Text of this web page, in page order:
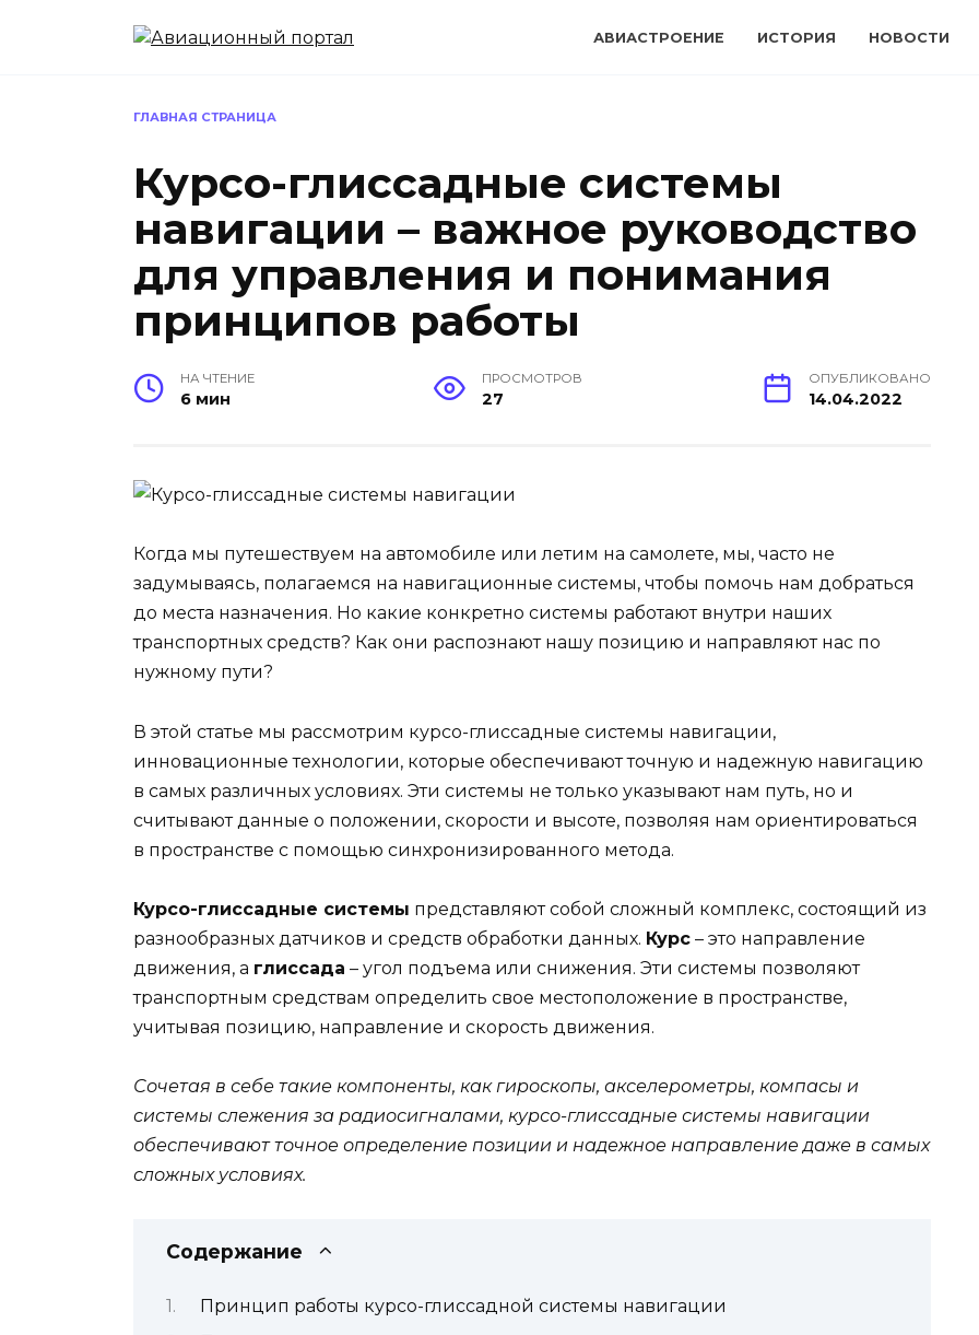
АВИАСТРОЕНИЕ ИСТОРИЯ НОВОСТИ
ГЛАВНАЯ СТРАНИЦА
Курсо-глиссадные системы
навигации – важное руководство
для управления и понимания
принципов работы
НА ЧТЕНИЕ
6 мин
ПРОСМОТРОВ
27
ОПУБЛИКОВАНО
14.04.2022
Когда мы путешествуем на автомобиле или летим на самолете, мы, часто не
задумываясь, полагаемся на навигационные системы, чтобы помочь нам добраться
до места назначения. Но какие конкретно системы работают внутри наших
транспортных средств? Как они распознают нашу позицию и направляют нас по
нужному пути?
В этой статье мы рассмотрим курсо-глиссадные системы навигации,
инновационные технологии, которые обеспечивают точную и надежную навигацию
в самых различных условиях. Эти системы не только указывают нам путь, но и
считывают данные о положении, скорости и высоте, позволяя нам ориентироваться
в пространстве с помощью синхронизированного метода.
Курсо-глиссадные системы представляют собой сложный комплекс, состоящий из
разнообразных датчиков и средств обработки данных. Курс – это направление
движения, а глиссада – угол подъема или снижения. Эти системы позволяют
транспортным средствам определить свое местоположение в пространстве,
учитывая позицию, направление и скорость движения.
Сочетая в себе такие компоненты, как гироскопы, акселерометры, компасы и
системы слежения за радиосигналами, курсо-глиссадные системы навигации
обеспечивают точное определение позиции и надежное направление даже в самых
сложных условиях.
Содержание
Принцип работы курсо-глиссадной системы навигации